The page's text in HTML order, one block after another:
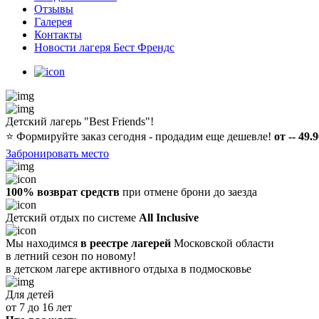
Отзывы
Галерея
Контакты
Новости лагеря Бест Френдс
Детский лагерь "Best Friends"!
⭐️ Формируйте заказ сегодня - продадим еще дешевле! от --
Забронировать место
100% возврат средств при отмене брони до заезда
Детский отдых по системе All Inclusive
Мы находимся в реестре лагерей Московской области
в летний сезон по новому!
в детском лагере активного отдыха в подмосковье
Для детей
от 7 до 16 лет